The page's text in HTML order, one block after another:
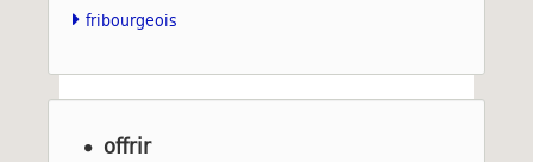
fribourgeois
offrir